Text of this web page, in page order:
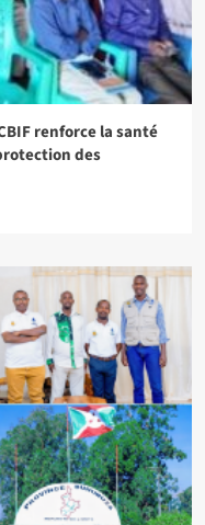
renforce la santé
des